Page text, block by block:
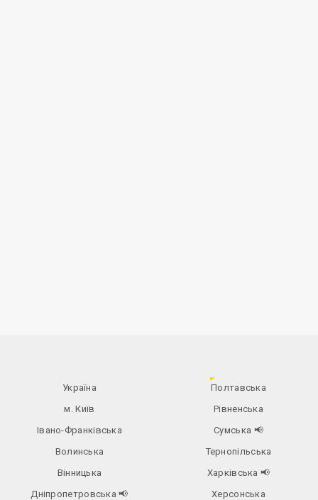
Україна
м. Київ
Івано-Франківська
Волинська
Вінницька
Дніпропетровська📢
Полтавська
Рівненська
Сумська 📢
Тернопільська
Харківська 📢
Херсонська